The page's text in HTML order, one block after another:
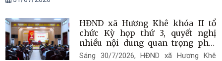
HĐND xã Hương Khê khóa II tổ
chức Kỳ họp thứ 3, quyết nghị
nhiều nội dung quan trọng phát
triển kinh tế - xã hội
Sáng 30/7/2026, HĐND xã Hương Khê